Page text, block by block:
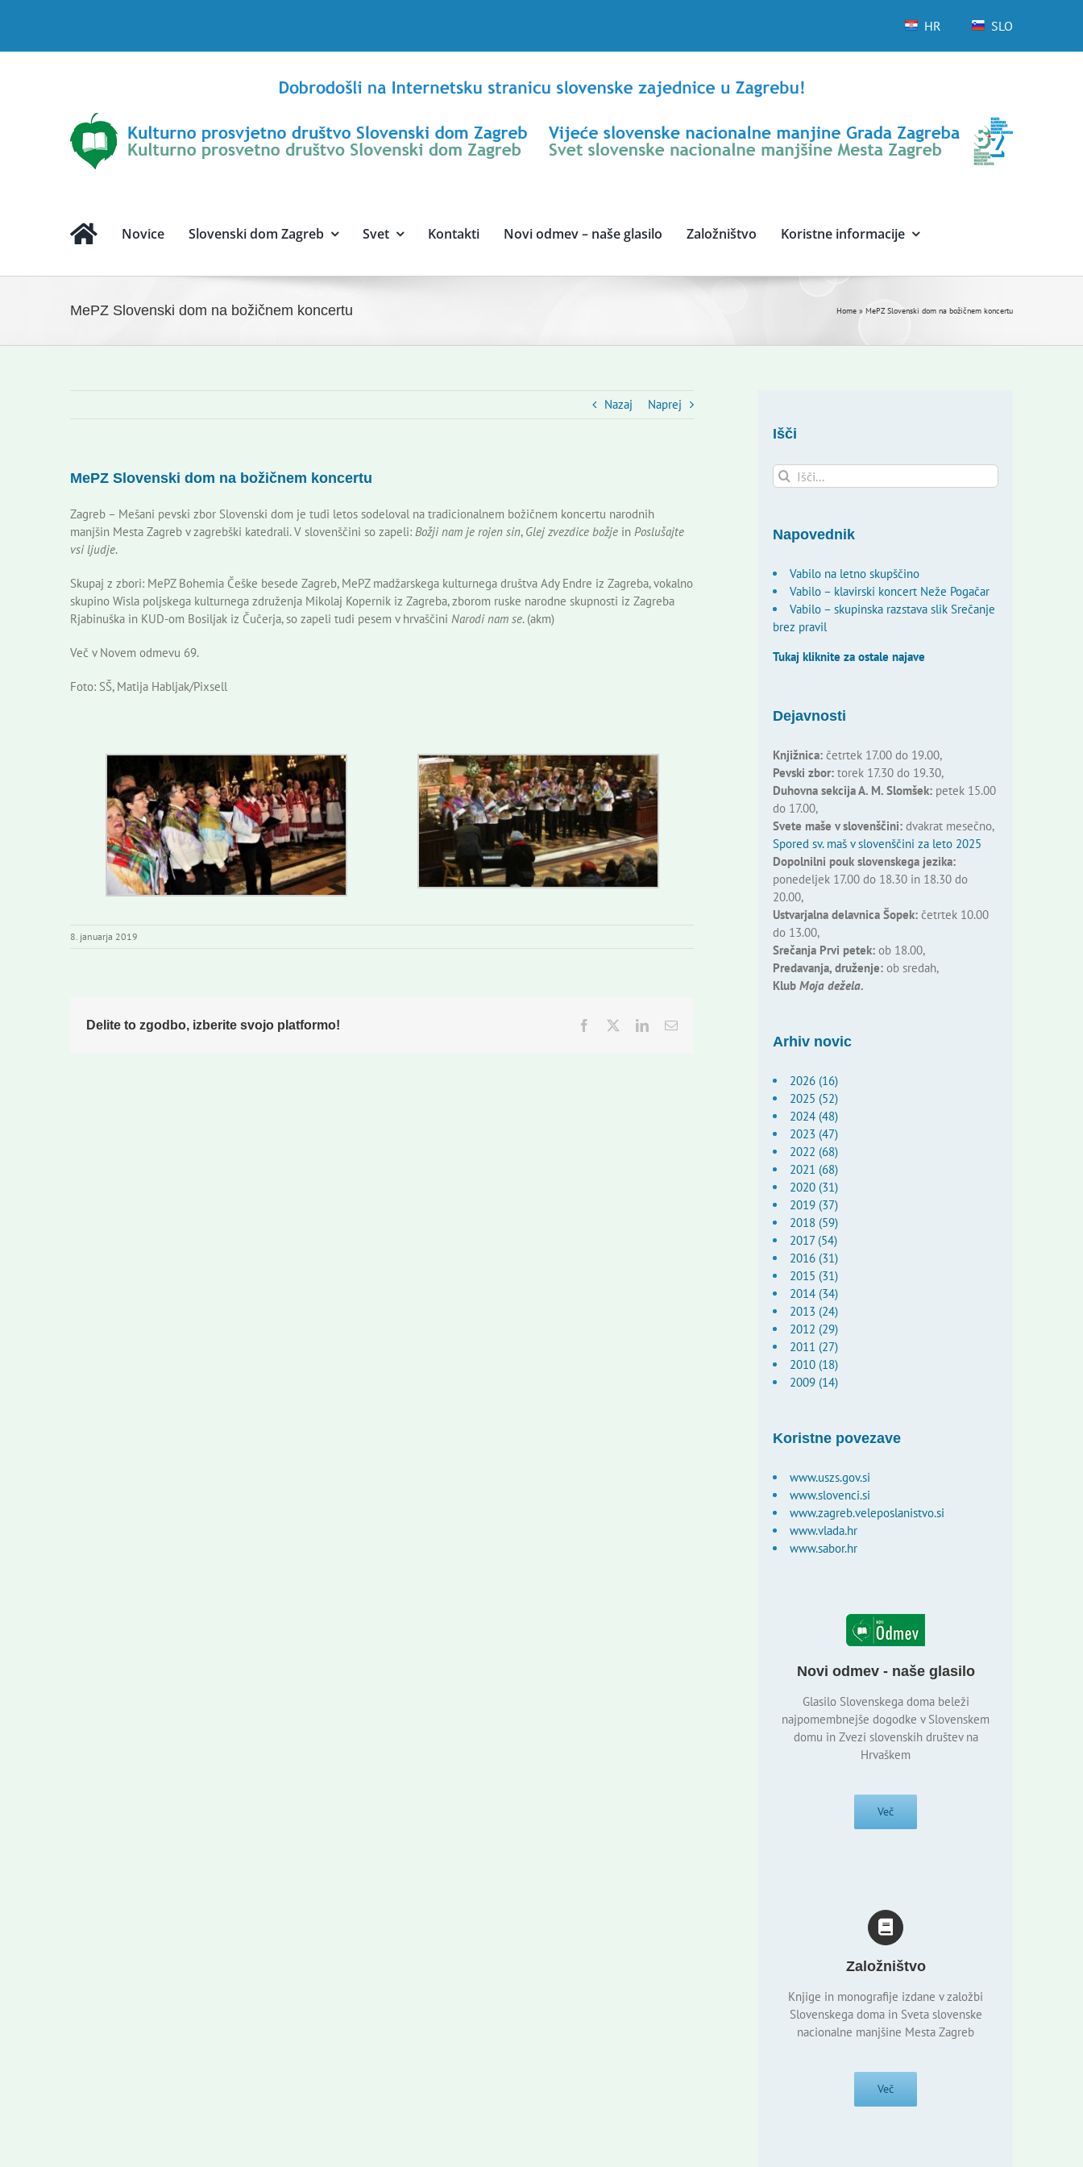
HR SLO
Novice Slovenski dom Zagreb Svet Kontakti Novi odmev – naše glasilo Založništvo Koristne informacije
MePZ Slovenski dom na božičnem koncertu Home » MePZ Slovenski dom na božičnem koncertu
Nazaj Naprej
MePZ Slovenski dom na božičnem koncertu
Zagreb – Mešani pevski zbor Slovenski dom je tudi letos sodeloval na tradicionalnem božičnem koncertu narodnih
manjšin Mesta Zagreb v zagrebški katedrali. V slovenščini so zapeli: Božji nam je rojen sin, Glej zvezdice božje in Poslušajte
vsi ljudje.
Skupaj z zbori: MePZ Bohemia Češke besede Zagreb, MePZ madžarskega kulturnega društva Ady Endre iz Zagreba, vokalno
skupino Wisla poljskega kulturnega združenja Mikolaj Kopernik iz Zagreba, zborom ruske narodne skupnosti iz Zagreba
Rjabinuška in KUD-om Bosiljak iz Čučerja, so zapeli tudi pesem v hrvaščini Narodi nam se. (akm)
Več v Novem odmevu 69.
Foto: SŠ, Matija Habljak/Pixsell
8. januarja 2019
Delite to zgodbo, izberite svojo platformo! Facebook
TwitterLinkedInEmail
Išči
Search
for:
Napovednik
Vabilo na letno skupščino
Vabilo – klavirski koncert Neže Pogačar
Vabilo – skupinska razstava slik Srečanje
brez pravil
Tukaj kliknite za ostale najave
Dejavnosti
Knjižnica:četrtek 17.00 do 19.00,
Pevski zbor:torek 17.30 do 19.30,
Duhovna sekcija A. M. Slomšek:petek 15.00
do 17.00,
Svete maše v slovenščini:dvakrat mesečno,
Spored sv. maš v slovenščini za leto 2025
Dopolnilni pouk slovenskega jezika:
ponedeljek 17.00 do 18.30 in 18.30 do
20.00,
Ustvarjalna delavnica Šopek:četrtek 10.00
do 13.00,
Srečanja Prvi petek:ob 18.00,
Predavanja, druženje:ob sredah,
Klub Moja dežela.
Arhiv novic
2026 (16)
2025 (52)
2024 (48)
2023 (47)
2022 (68)
2021 (68)
2020 (31)
2019 (37)
2018 (59)
2017 (54)
2016 (31)
2015 (31)
2014 (34)
2013 (24)
2012 (29)
2011 (27)
2010 (18)
2009 (14)
Koristne povezave
www.uszs.gov.si
www.slovenci.si
www.zagreb.veleposlanistvo.si
www.vlada.hr
www.sabor.hr
Novi odmev - naše glasilo
Glasilo Slovenskega doma beleži
najpomembnejše dogodke v Slovenskem
domu in Zvezi slovenskih društev na
Hrvaškem
Več
Založništvo
Knjige in monografije izdane v založbi
Slovenskega doma in Sveta slovenske
nacionalne manjšine Mesta Zagreb
Več